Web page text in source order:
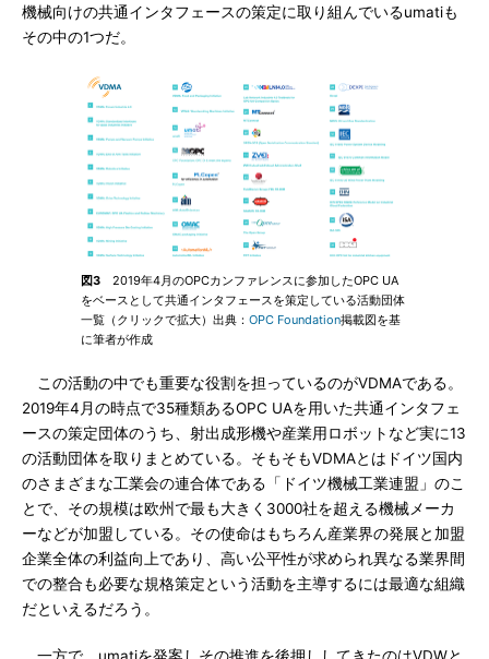
機械向けの共通インタフェースの策定に取り組んでいるumatiも
その中の1つだ。
図3 2019年4月のOPCカンファレンスに参加したOPC UA
をベースとして共通インタフェースを策定している活動団体
一覧（クリックで拡大）出典： OPC Foundation掲載図を基
に筆者が作成
この活動の中でも重要な役割を担っているのがVDMAである。
2019年4月の時点で35種類あるOPC UAを用いた共通インタフェ
ースの策定団体のうち、射出成形機や産業用ロボットなど実に13
の活動団体を取りまとめている。そもそもVDMAとはドイツ国内
のさまざまな工業会の連合体である「ドイツ機械工業連盟」のこ
とで、その規模は欧州で最も大きく3000社を超える機械メーカ
ーなどが加盟している。その使命はもちろん産業界の発展と加盟
企業全体の利益向上であり、高い公平性が求められ異なる業界間
での整合も必要な規格策定という活動を主導するには最適な組織
だといえるだろう。
一方で、umatiを発案しその推進を後押ししてきたのはVDWと